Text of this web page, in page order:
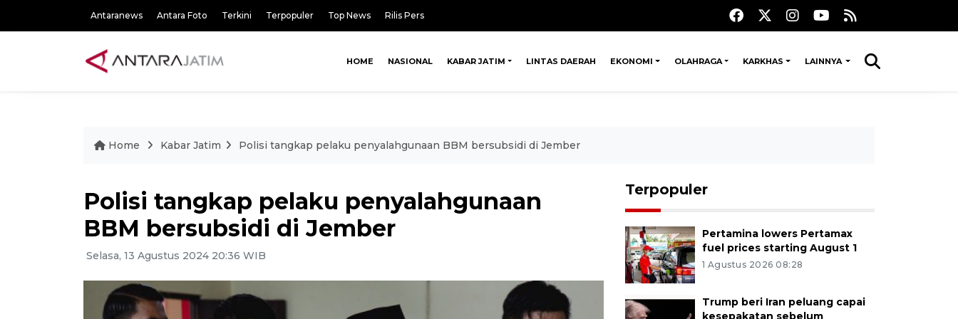
Antaranews Antara Foto Terkini Terpopuler Top News Rilis Pers
HOME NASIONAL KABAR JATIM LINTAS DAERAH EKONOMI OLAHRAGA KARKHAS LAINNYA
Home Kabar Jatim Polisi tangkap pelaku penyalahgunaan BBM bersubsidi di Jember
Polisi tangkap pelaku penyalahgunaan
BBM bersubsidi di Jember
Selasa, 13 Agustus 2024 20:36 WIB
Terpopuler
Pertamina lowers Pertamax
fuel prices starting August 1
1 Agustus 2026 08:28
Trump beri Iran peluang capai
kesepakatan sebelum